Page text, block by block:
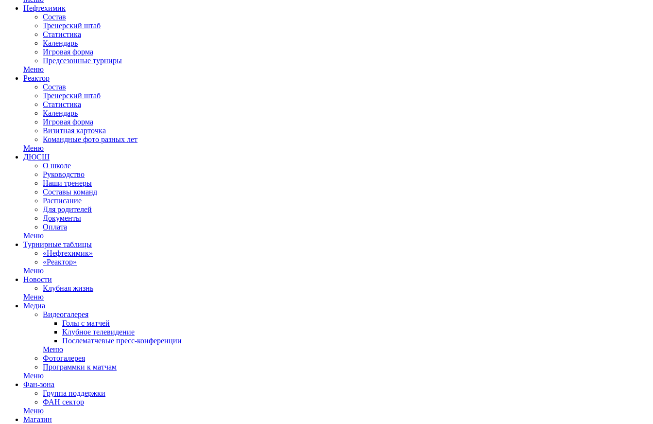
Нефтехимик
Состав
Тренерский штаб
Статистика
Календарь
Игровая форма
Предсезонные турниры
Меню
Реактор
Состав
Тренерский штаб
Статистика
Календарь
Игровая форма
Визитная карточка
Командные фото разных лет
Меню
ДЮСШ
О школе
Руководство
Наши тренеры
Составы команд
Расписание
Для родителей
Документы
Оплата
Меню
Турнирные таблицы
«Нефтехимик»
«Реактор»
Меню
Новости
Клубная жизнь
Меню
Медиа
Видеогалерея
Голы с матчей
Клубное телевидение
Послематчевые пресс-конференции
Меню
Фотогалерея
Программки к матчам
Меню
Фан-зона
Группа поддержки
ФАН сектор
Меню
Магазин